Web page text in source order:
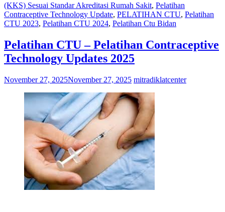
(KKS) Sesuai Standar Akreditasi Rumah Sakit, Pelatihan
Contraceptive Technology Update, PELATIHAN CTU, Pelatihan
CTU 2023, Pelatihan CTU 2024, Pelatihan Ctu Bidan
Pelatihan CTU – Pelatihan Contraceptive
Technology Updates 2025
November 27, 2025November 27, 2025 mitradiklatcenter